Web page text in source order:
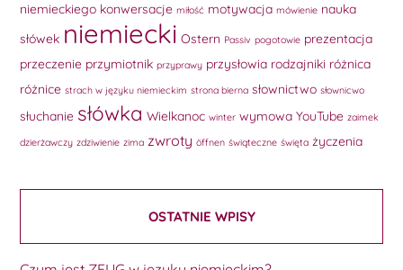
niemieckiego konwersacje miłość motywacja mówienie nauka
słówek niemiecki Ostern Passiv pogotowie prezentacja
przeczenie przymiotnik przyprawy przysłowia rodzajniki różnica
różnice strach w języku niemieckim strona bierna słownictwo słownicwo
słuchanie słówka Wielkanoc winter wymowa YouTube zaimek
dzierżawczy zdziwienie zima zwroty öffnen świąteczne święta życzenia
OSTATNIE WPISY